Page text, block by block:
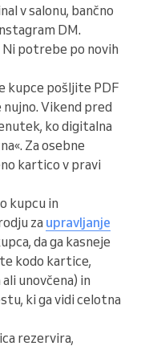
v salonu, bančno
DM.
potrebe po novih
kupce pošljite PDF
Vikend pred
ko digitalna
Za osebne
kartico v pravi
kupcu in
za upravljanje
da ga kasneje
kodo kartice,
unovčena) in
ki ga vidi celotna
rezervira,